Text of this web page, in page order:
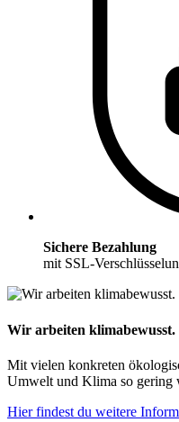
Sichere Bezahlung
mit SSL-
Wir arbeiten klimabewusst.
Mit vielen konkreten
Umwelt und Klima so gering
Hier findest du weitere